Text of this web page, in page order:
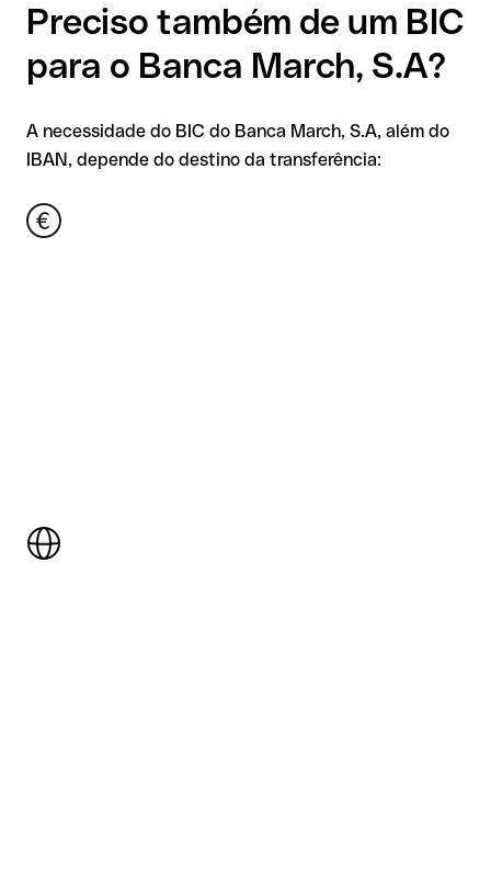
Preciso também de um BIC
para o Banca March, S.A?
A necessidade do BIC do Banca March, S.A, além do
IBAN, depende do destino da transferência: